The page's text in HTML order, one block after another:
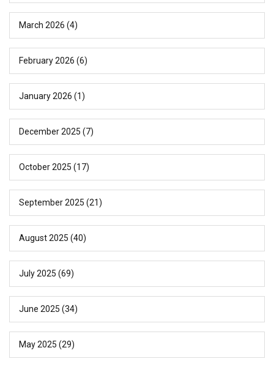
March 2026 (4)
February 2026 (6)
January 2026 (1)
December 2025 (7)
October 2025 (17)
September 2025 (21)
August 2025 (40)
July 2025 (69)
June 2025 (34)
May 2025 (29)